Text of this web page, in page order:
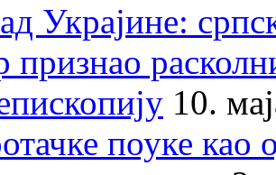
Украјине:
признао
10.
поуке као